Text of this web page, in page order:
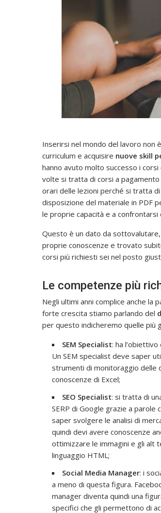
Inserirsi nel mondo del lavoro non
curriculum e acquisire nuove skill
hanno avuto molto successo i
volte si tratta di corsi a
orari delle lezioni perché si tratta
disposizione del materiale in PDF
le proprie capacità e a confrontarsi
Questo è un dato da
proprie conoscenze e trovato
corsi più richiesti sei nel posto
Le competenze più
Negli ultimi anni complice anche la
forte crescita stiamo parlando del
per questo indicheremo quelle più
SEM Specialist: ha
Un SEM specialist deve saper
strumenti di monitoraggio delle
conoscenze di Excel;
SEO Specialist: si tratta di
SERP di Google grazie a parole
saper svolgere le analisi di
quindi devi avere conoscenze
ottimizzare le immagini e gli alt
linguaggio HTML;
Social Media Manager: i
a meno di questa figura.
manager diventa quindi una
specifici che gli permettono di